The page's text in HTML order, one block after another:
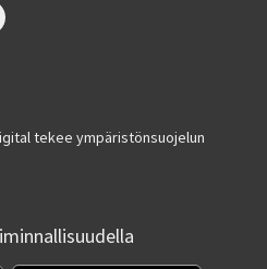
tekee ympäristönsuojelun